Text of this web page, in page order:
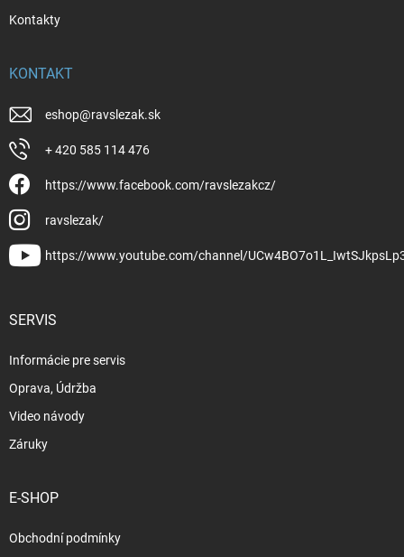
Kontakty
KONTAKT
eshop@ravslezak.sk
+ 420 585 114 476
https://www.facebook.com/ravslezakcz/
ravslezak/
https://www.youtube.com/channel/
SERVIS
Informácie pre servis
Oprava, Údržba
Video návody
Záruky
E-SHOP
Obchodní podmínky